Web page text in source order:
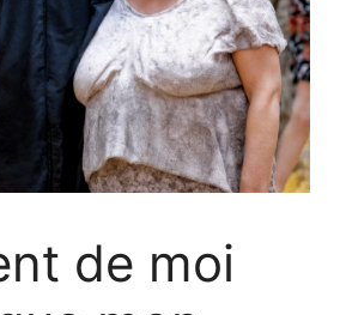
de moi